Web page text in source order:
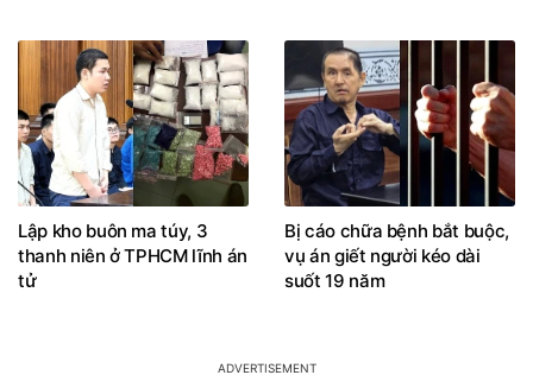
Lập kho buôn ma túy, 3
thanh niên ở TPHCM lĩnh án
tử
Bị cáo chữa bệnh bắt buộc,
vụ án giết người kéo dài
suốt 19 năm